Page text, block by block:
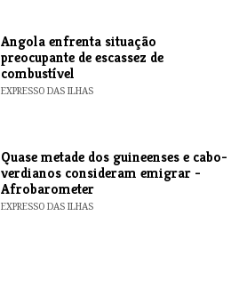
Angola enfrenta situação
preocupante de escassez de
combustível
EXPRESSO DAS ILHAS
Quase metade dos guineenses e cabo-
verdianos consideram emigrar -
Afrobarometer
EXPRESSO DAS ILHAS